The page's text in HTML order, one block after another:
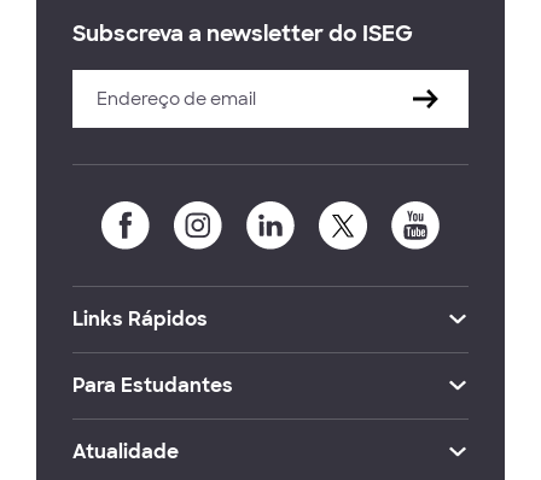
Subscreva a newsletter do ISEG
Links Rápidos
Para Estudantes
Atualidade